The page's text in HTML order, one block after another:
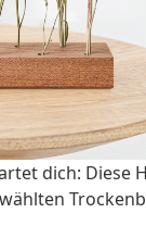
dich: